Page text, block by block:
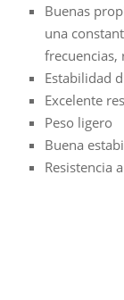
Buenas
una
frecuencias,
Estabilidad
Excelente
Peso ligero
Buena
Resistencia